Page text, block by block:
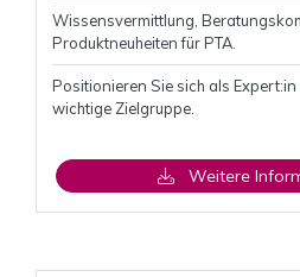
Wissensvermittlung,
Produktneuheiten für PTA.
Positionieren Sie sich als
wichtige Zielgruppe.
Weitere